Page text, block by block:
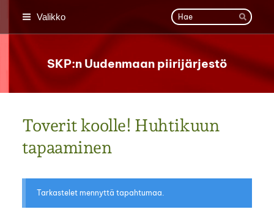
Siirry
sivun
sisältöön
Valikko Haku
Hae
SKP:n Uudenmaan piirijärjestö
Toverit koolle! Huhtikuun
tapaaminen
Tarkastelet mennyttä tapahtumaa.